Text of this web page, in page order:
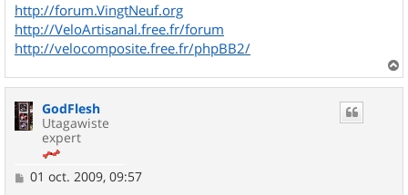
http://forum.VingtNeuf.org
http://VeloArtisanal.free.fr/forum
http://velocomposite.free.fr/phpBB2/
a
GodFlesh
Utagawiste
expert
M
01 oct. 2009, 09:57